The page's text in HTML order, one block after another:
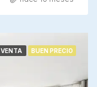
VENTA BUEN PRECIO